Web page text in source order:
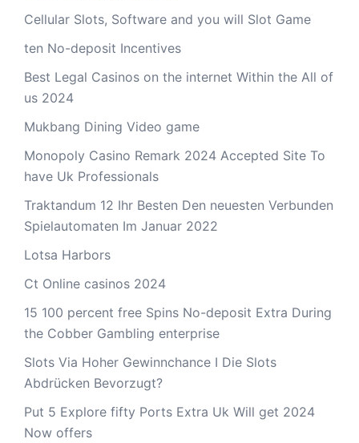
Cellular Slots, Software and you will Slot Game
ten No-deposit Incentives
Best Legal Casinos on the internet Within the All of
us 2024
Mukbang Dining Video game
Monopoly Casino Remark 2024 Accepted Site To
have Uk Professionals
Traktandum 12 Ihr Besten Den neuesten Verbunden
Spielautomaten Im Januar 2022
Lotsa Harbors
Ct Online casinos 2024
15 100 percent free Spins No-deposit Extra During
the Cobber Gambling enterprise
Slots Via Hoher Gewinnchance I Die Slots
Abdrücken Bevorzugt?
Put 5 Explore fifty Ports Extra Uk Will get 2024
Now offers